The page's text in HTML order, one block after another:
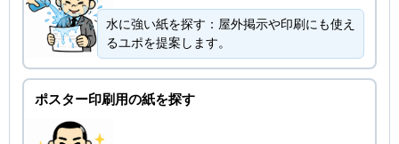
水に強い紙を探す：屋外掲示や印刷にも使え
るユポを提案します。
ポスター印刷用の紙を探す